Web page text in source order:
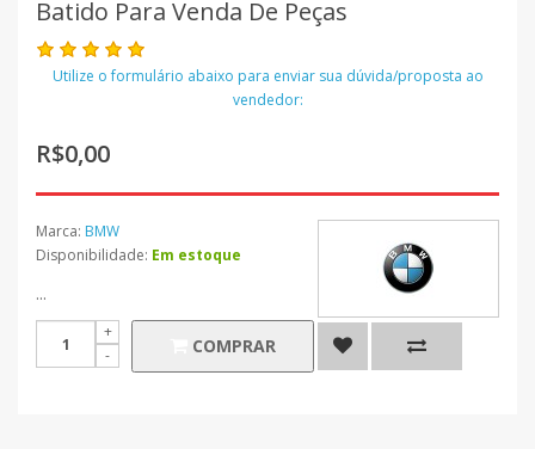
Batido Para Venda De Peças
Utilize o formulário abaixo para enviar sua dúvida/proposta ao
vendedor:
R$0,00
Marca: BMW
Disponibilidade: Em estoque
...
COMPRAR